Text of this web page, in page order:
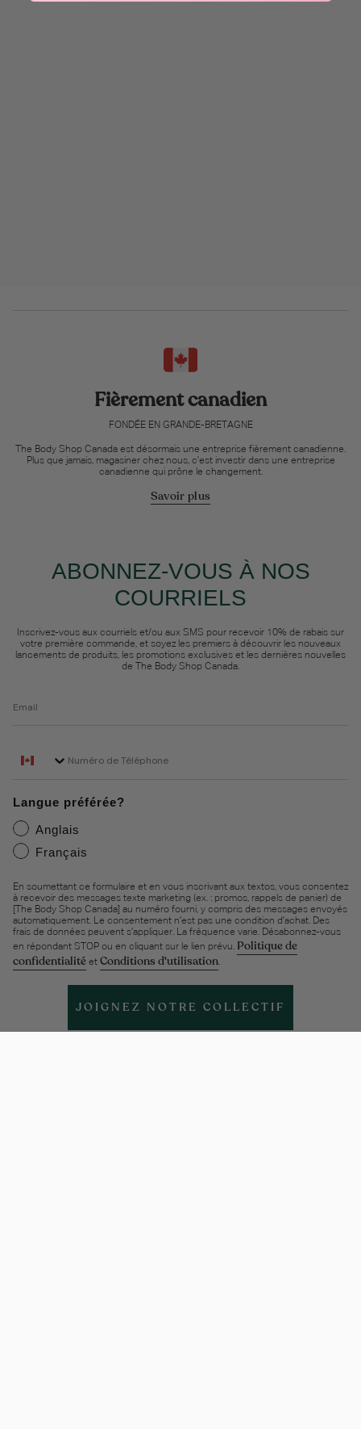
Fièrement canadien
FONDÉE EN GRANDE-BRETAGNE
The Body Shop Canada est désormais une entreprise fièrement canadienne.
Plus que jamais, magasiner chez nous, c'est investir dans une entreprise
canadienne qui prône le changement.
Savoir plus
ABONNEZ-VOUS À NOS
COURRIELS
Inscrivez-vous aux courriels et/ou aux SMS pour recevoir 10% de rabais sur
votre première commande, et soyez les premiers à découvrir les nouveaux
lancements de produits, les promotions exclusives et les dernières nouvelles
de The Body Shop Canada.
Langue préférée?
Anglais
Français
En soumettant ce formulaire et en vous inscrivant aux textos, vous consentez
à recevoir des messages texte marketing (ex. : promos, rappels de panier) de
[The Body Shop Canada] au numéro fourni, y compris des messages envoyés
automatiquement. Le consentement n’est pas une condition d’achat. Des
frais de données peuvent s’appliquer. La fréquence varie. Désabonnez-vous
en répondant STOP ou en cliquant sur le lien prévu. Politique de
confidentialité et Conditions d'utilisation.
JOIGNEZ NOTRE COLLECTIF